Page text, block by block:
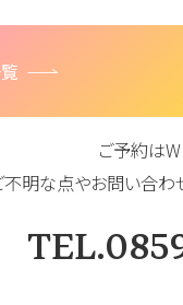
ご予約は
不明な点やお問い合わ